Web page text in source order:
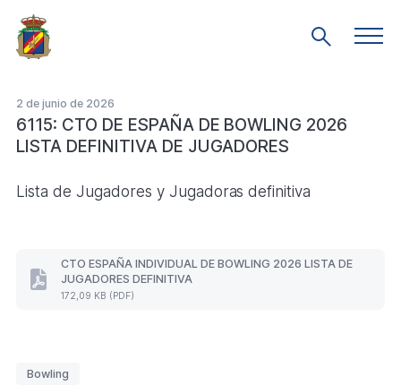
Saltar
al
contenido
Mostrar
2 de junio de 2026
6115: CTO DE ESPAÑA DE BOWLING 2026
LISTA DEFINITIVA DE JUGADORES
Lista de Jugadores y Jugadoras definitiva
CTO ESPAÑA INDIVIDUAL DE BOWLING 2026 LISTA DE
JUGADORES DEFINITIVA
172,09 KB (PDF)
CTO
ESPAÑA
LISTA
Bowling